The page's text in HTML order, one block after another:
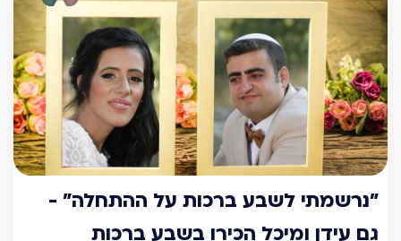
"נרשמתי לשבע ברכות על ההתחלה" -
גם עידן ומיכל הכירו בשבע ברכות